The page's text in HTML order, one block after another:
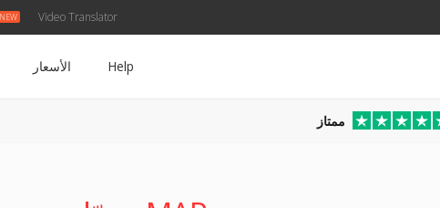
Video Translator
الأسعار Help
ممتاز